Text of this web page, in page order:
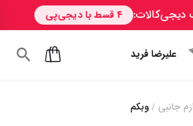
علیرضا فرید
جانبی / وبکم